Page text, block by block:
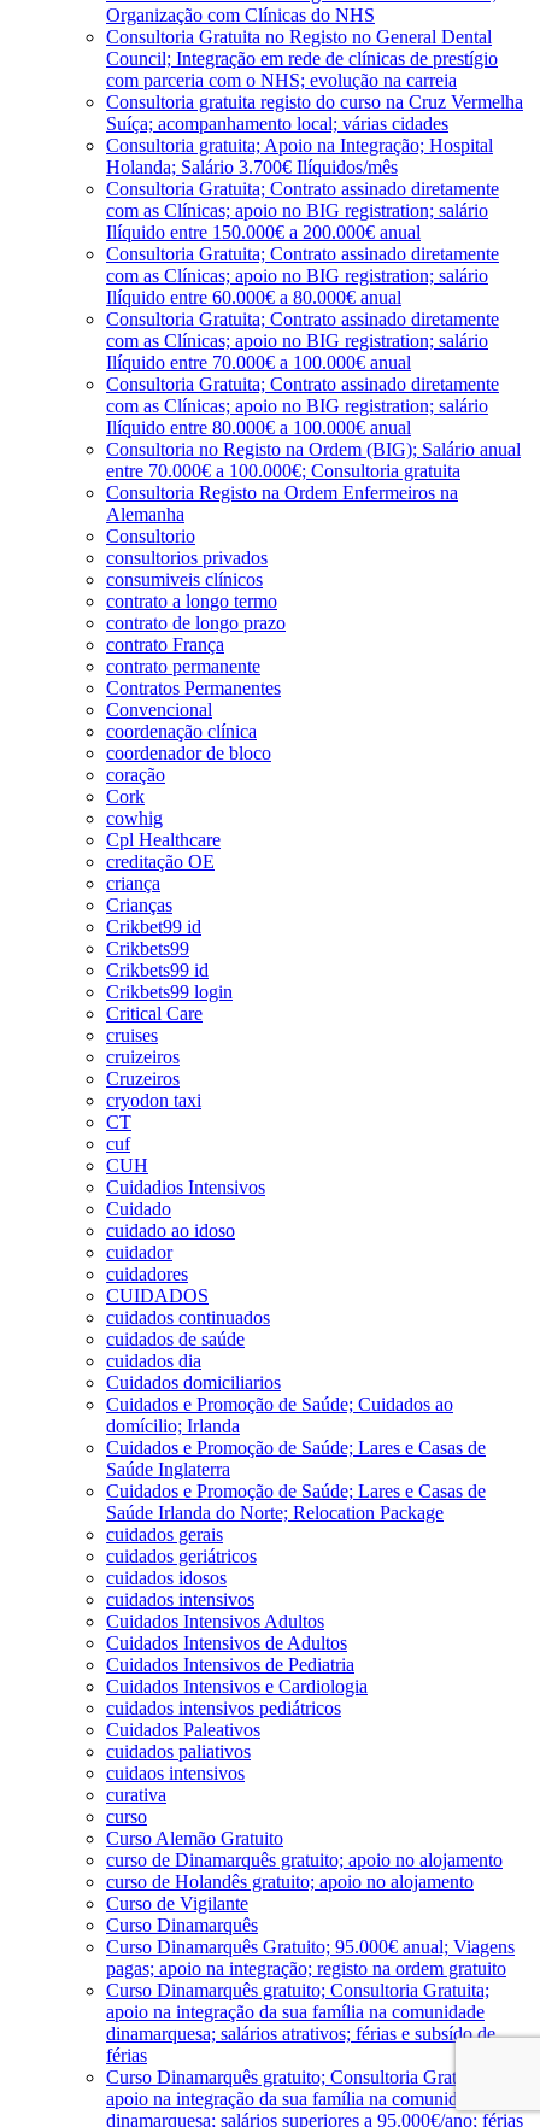
Organização com Clínicas do NHS
Consultoria Gratuita no Registo no General Dental
Council; Integração em rede de clínicas de prestígio
com parceria com o NHS; evolução na carreia
Consultoria gratuita registo do curso na Cruz Vermelha
Suíça; acompanhamento local; várias cidades
Consultoria gratuita; Apoio na Integração; Hospital
Holanda; Salário 3.700€ Ilíquidos/mês
Consultoria Gratuita; Contrato assinado diretamente
com as Clínicas; apoio no BIG registration; salário
Ilíquido entre 150.000€ a 200.000€ anual
Consultoria Gratuita; Contrato assinado diretamente
com as Clínicas; apoio no BIG registration; salário
Ilíquido entre 60.000€ a 80.000€ anual
Consultoria Gratuita; Contrato assinado diretamente
com as Clínicas; apoio no BIG registration; salário
Ilíquido entre 70.000€ a 100.000€ anual
Consultoria Gratuita; Contrato assinado diretamente
com as Clínicas; apoio no BIG registration; salário
Ilíquido entre 80.000€ a 100.000€ anual
Consultoria no Registo na Ordem (BIG); Salário anual
entre 70.000€ a 100.000€; Consultoria gratuita
Consultoria Registo na Ordem Enfermeiros na
Alemanha
Consultorio
consultorios privados
consumiveis clínicos
contrato a longo termo
contrato de longo prazo
contrato França
contrato permanente
Contratos Permanentes
Convencional
coordenação clínica
coordenador de bloco
coração
Cork
cowhig
Cpl Healthcare
creditação OE
criança
Crianças
Crikbet99 id
Crikbets99
Crikbets99 id
Crikbets99 login
Critical Care
cruises
cruizeiros
Cruzeiros
cryodon taxi
CT
cuf
CUH
Cuidadios Intensivos
Cuidado
cuidado ao idoso
cuidador
cuidadores
CUIDADOS
cuidados continuados
cuidados de saúde
cuidados dia
Cuidados domiciliarios
Cuidados e Promoção de Saúde; Cuidados ao
domícilio; Irlanda
Cuidados e Promoção de Saúde; Lares e Casas de
Saúde Inglaterra
Cuidados e Promoção de Saúde; Lares e Casas de
Saúde Irlanda do Norte; Relocation Package
cuidados gerais
cuidados geriátricos
cuidados idosos
cuidados intensivos
Cuidados Intensivos Adultos
Cuidados Intensivos de Adultos
Cuidados Intensivos de Pediatria
Cuidados Intensivos e Cardiologia
cuidados intensivos pediátricos
Cuidados Paleativos
cuidados paliativos
cuidaos intensivos
curativa
curso
Curso Alemão Gratuito
curso de Dinamarquês gratuito; apoio no alojamento
curso de Holandês gratuito; apoio no alojamento
Curso de Vigilante
Curso Dinamarquês
Curso Dinamarquês Gratuito; 95.000€ anual; Viagens
pagas; apoio na integração; registo na ordem gratuito
Curso Dinamarquês gratuito; Consultoria Gratuita;
apoio na integração da sua família na comunidade
dinamarquesa; salários atrativos; férias e subsído de
férias
Curso Dinamarquês gratuito; Consultoria Gratuita;
apoio na integração da sua família na comunidade
dinamarquesa; salários superiores a 95.000€/ano; férias